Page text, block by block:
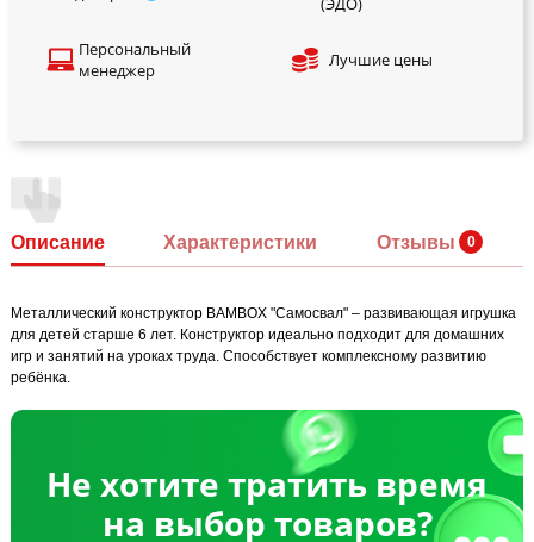
Персональный
менеджер
Лучшие цены
Описание Характеристики Отзывы
Металлический конструктор BAMBOX "Самосвал" – развивающая игрушка
для детей старше 6 лет. Конструктор идеально подходит для домашних
игр и занятий на уроках труда. Способствует комплексному развитию
ребёнка.
Не хотите тратить время
на выбор товаров?